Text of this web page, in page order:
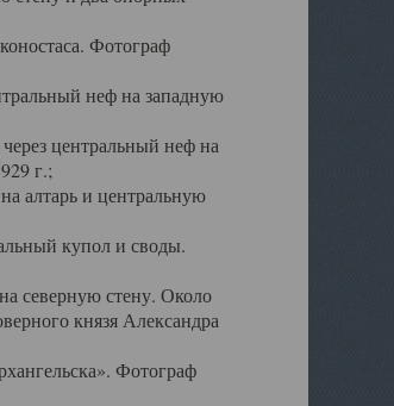
Фотограф
неф на западную
центральный неф на
г.;
алтарь и центральную
купол и своды.
северную стену. Около
князя Александра
Фотограф